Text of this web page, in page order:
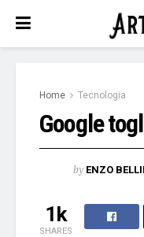
Home Tecnologia
Google
by ENZO
1k
SHARES